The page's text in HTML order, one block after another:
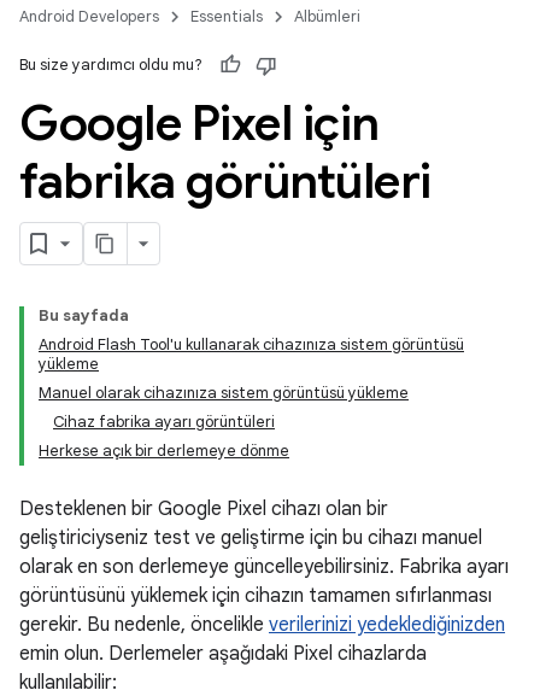
Android Developers Essentials Albümleri
Bu size yardımcı oldu mu?
Google Pixel için
fabrika görüntüleri
Bu sayfada
Android Flash Tool'u kullanarak cihazınıza sistem görüntüsü
yükleme
Manuel olarak cihazınıza sistem görüntüsü yükleme
Cihaz fabrika ayarı görüntüleri
Herkese açık bir derlemeye dönme
Desteklenen bir Google Pixel cihazı olan bir
geliştiriciyseniz test ve geliştirme için bu cihazı manuel
olarak en son derlemeye güncelleyebilirsiniz. Fabrika ayarı
görüntüsünü yüklemek için cihazın tamamen sıfırlanması
gerekir. Bu nedenle, öncelikle verilerinizi yedeklediğinizden
emin olun. Derlemeler aşağıdaki Pixel cihazlarda
kullanılabilir: